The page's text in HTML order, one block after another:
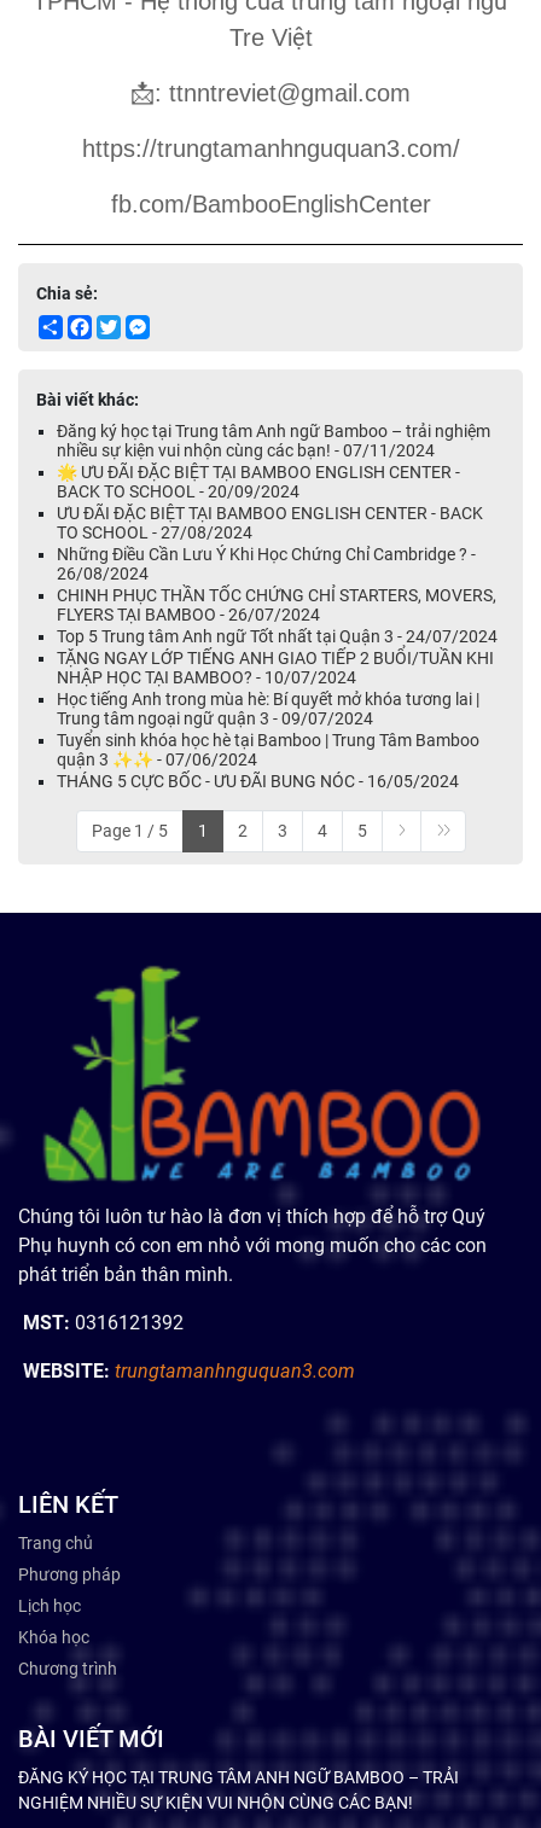
Tre Việt
📩: ttnntreviet@gmail.com
https://trungtamanhnguquan3.com/
fb.com/BambooEnglishCenter
Chia sẻ:
ShareFacebook
Twitter
Bài viết khác:
Đăng ký học tại Trung tâm Anh ngữ Bamboo – trải nghiệm
nhiều sự kiện vui nhộn cùng các bạn! - 07/11/2024
🌟 ƯU ĐÃI ĐẶC BIỆT TẠI BAMBOO ENGLISH CENTER -
BACK TO SCHOOL - 20/09/2024
ƯU ĐÃI ĐẶC BIỆT TẠI BAMBOO ENGLISH CENTER - BACK
TO SCHOOL - 27/08/2024
Những Điều Cần Lưu Ý Khi Học Chứng Chỉ Cambridge ? -
26/08/2024
CHINH PHỤC THẦN TỐC CHỨNG CHỈ STARTERS, MOVERS,
FLYERS TẠI BAMBOO - 26/07/2024
Top 5 Trung tâm Anh ngữ Tốt nhất tại Quận 3 - 24/07/2024
TẶNG NGAY LỚP TIẾNG ANH GIAO TIẾP 2 BUỔI/TUẦN KHI
NHẬP HỌC TẠI BAMBOO? - 10/07/2024
Học tiếng Anh trong mùa hè: Bí quyết mở khóa tương lai |
Trung tâm ngoại ngữ quận 3 - 09/07/2024
Tuyển sinh khóa học hè tại Bamboo | Trung Tâm Bamboo
quận 3 ✨✨ - 07/06/2024
THÁNG 5 CỰC BỐC - ƯU ĐÃI BUNG NÓC - 16/05/2024
Page 1 / 5 1 2 3 4 5
Chúng tôi luôn tư hào là đơn vị thích hợp để hỗ trợ Quý
Phụ huynh có con em nhỏ với mong muốn cho các con
phát triển bản thân mình.
MST: 0316121392
WEBSITE: trungtamanhnguquan3.com
LIÊN KẾT
Trang chủ
Phương pháp
Lịch học
Khóa học
Chương trình
BÀI VIẾT MỚI
ĐĂNG KÝ HỌC TẠI TRUNG TÂM ANH NGỮ BAMBOO – TRẢI
NGHIỆM NHIỀU SỰ KIỆN VUI NHỘN CÙNG CÁC BẠN!